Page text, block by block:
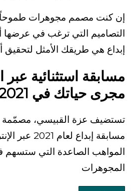
إن كنت مصمم مجوهرات
التصاميم التي ترغب في عرضها
إبداع هي طريقك الأمثل لتحقيق
مسابقة استثنائية عبر
مجرى حياتك في 2021
تستضيف عزة القبيسي، مصمّمة
مسابقة إبداع
المواهب الصاعدة التي ستسهم
المجوهرات